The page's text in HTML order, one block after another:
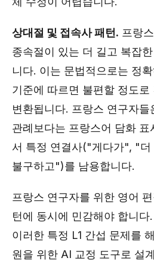
상대절 및 접속사 패턴. 프랑
종속절이 있는 더 길고 복잡
니다. 이는 문법적으로는 정
기준에 따르면 불편할 정도로
변환됩니다. 프랑스 연구자들
관례보다는 프랑스어 담화 표
서 특정 연결사("게다가", "
불구하고")를 남용합니다.
프랑스 연구자를 위한 영어
턴에 동시에 민감해야 합니
이러한 특정 L1 간섭 문제를
원을 위한 AI 교정 도구로 설